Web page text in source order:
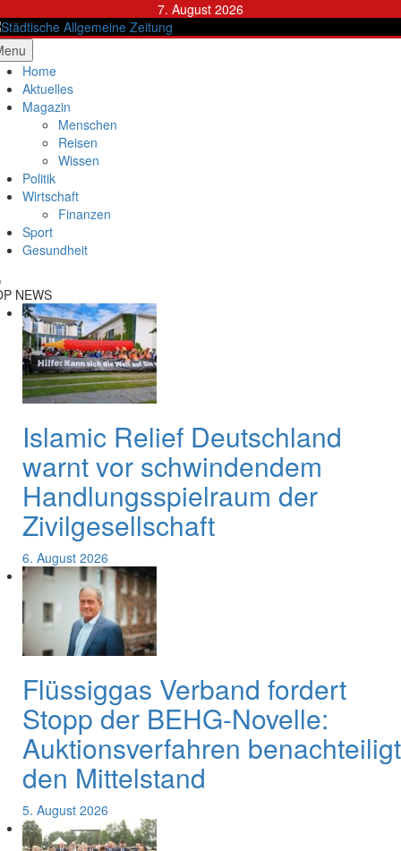
to
content
7. August 2026
Allgemeine Zeitung
Home
Aktuelles
Magazin
Menschen
Reisen
Wissen
Politik
Wirtschaft
Finanzen
Sport
Gesundheit
NEWS
Islamic Relief Deutschland
warnt vor schwindendem
Handlungsspielraum der
Zivilgesellschaft
6. August 2026
Flüssiggas Verband fordert
Stopp der BEHG-Novelle:
Auktionsverfahren benachteiligt
den Mittelstand
5. August 2026